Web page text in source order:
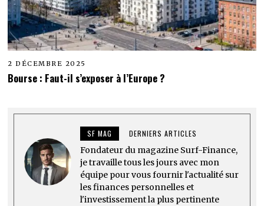
2 DÉCEMBRE 2025
Bourse : Faut-il s’exposer à l’Europe ?
SF MAG DERNIERS ARTICLES
Fondateur du magazine Surf-Finance,
je travaille tous les jours avec mon
équipe pour vous fournir l'actualité sur
les finances personnelles et
l'investissement la plus pertinente